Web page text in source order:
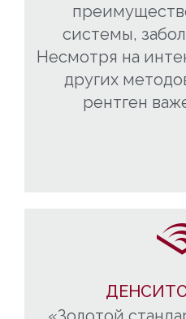
системы,
Несмотря на
других
рентген